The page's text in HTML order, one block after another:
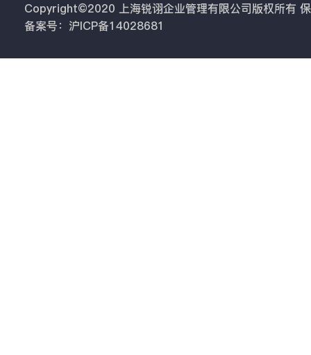
Copyright©2020 上海锐诩企业管理有限公司版权所有
备案号：沪ICP备14028681